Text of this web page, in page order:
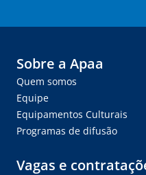
Sobre a Apaa
Quem somos
Equipe
Equipamentos Culturais
Programas de difusão
Vagas e